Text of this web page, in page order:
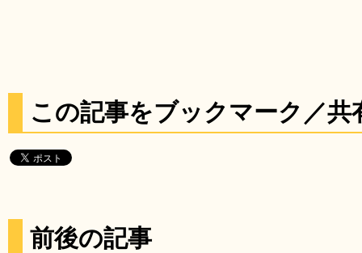
この記事をブックマーク／共
前後の記事